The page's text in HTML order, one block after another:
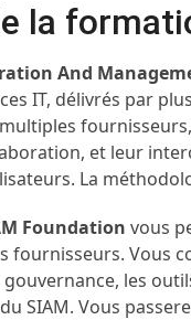
la
And
IT, délivrés par
et leur
La
Foundation vous
fournisseurs. Vous
les
SIAM. Vous